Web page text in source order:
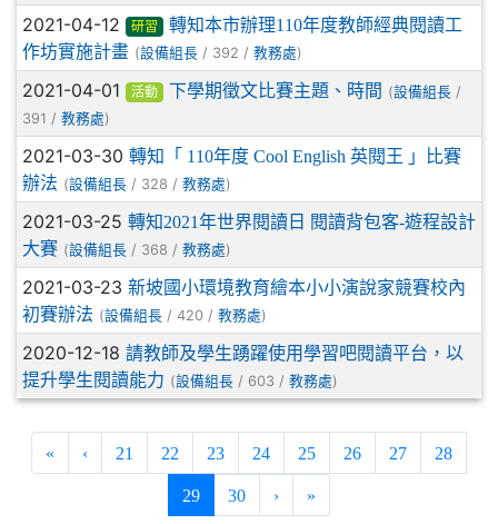
2021-04-12 研習
轉知本市辦理110年度教師經典閱讀工
作坊實施計畫 (設備組長 / 392 / 教務處)
2021-04-01 活動 下學期徵文比賽主題、時間 (設備組長/
391 / 教務處)
2021-03-30 轉知「 110年度 Cool English 英閱王 」比賽
辦法 (設備組長 / 328 / 教務處)
2021-03-25 轉知2021年世界閱讀日 閱讀背包客-遊程設計
大賽 (設備組長 / 368 / 教務處)
2021-03-23 新坡國小環境教育繪本小小演說家競賽校內
初賽辦法 (設備組長 / 420 / 教務處)
2020-12-18 請教師及學生踴躍使用學習吧閱讀平台，以
提升學生閱讀能力 (設備組長 / 603 / 教務處)
« ‹ 21 22 23 24 25 26 27 28
29(current)
30 › »